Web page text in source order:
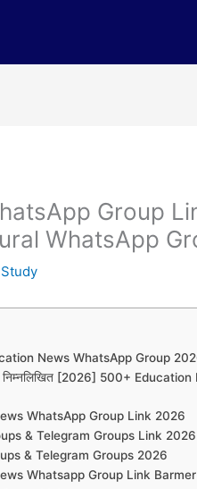
Group
WhatsApp
News WhatsApp Group
[2026] 500+
WhatsApp Group Link 2026
& Telegram Groups Link 2026
& Telegram Groups 2026
Whatsapp Group Link